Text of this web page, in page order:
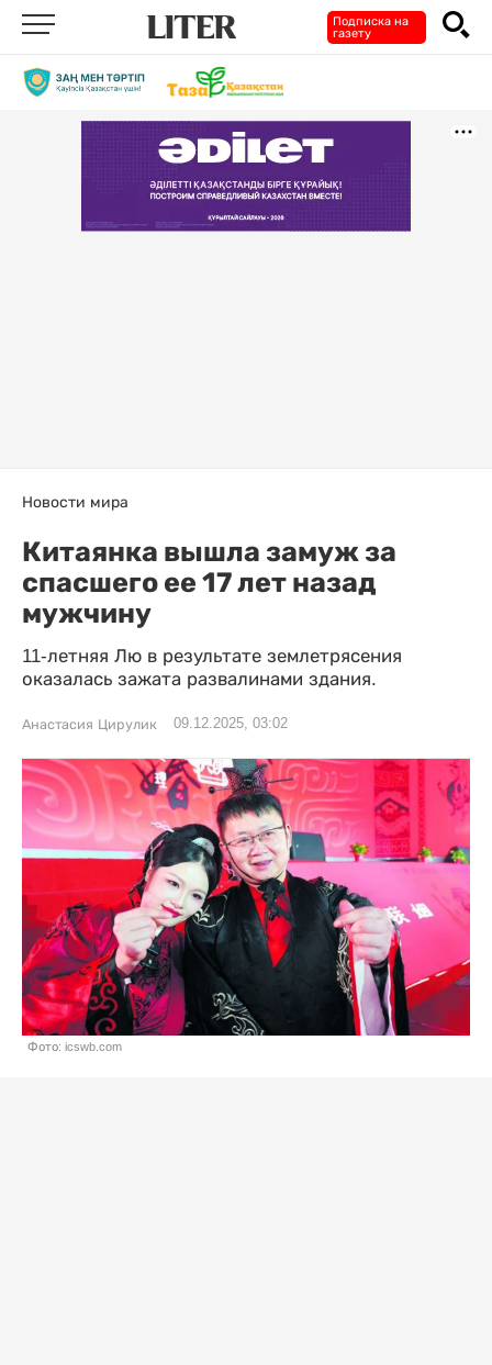
Подписка на
газету
Новости мира
Китаянка вышла замуж за
спасшего ее 17 лет назад
мужчину
11-летняя Лю в результате землетрясения
оказалась зажата развалинами здания.
Анастасия Цирулик 09.12.2025, 03:02
Фото: icswb.com